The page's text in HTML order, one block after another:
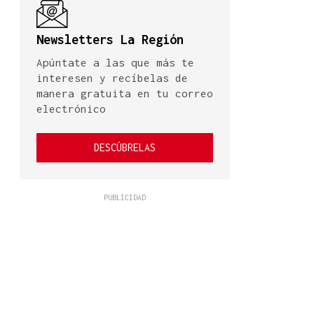
Newsletters La Región
Apúntate a las que más te
interesen y recíbelas de
manera gratuita en tu correo
electrónico
DESCÚBRELAS